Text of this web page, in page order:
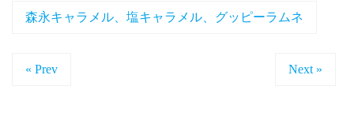
森永キャラメル、塩キャラメル、グッピーラムネ
« Prev Next »